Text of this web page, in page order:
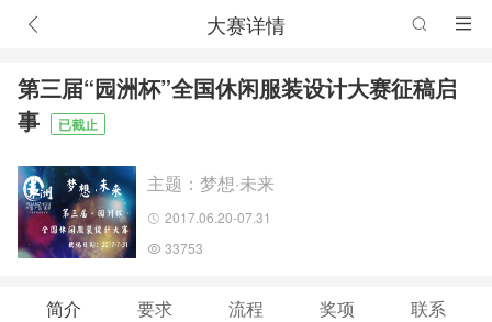
大赛详情
第三届“园洲杯”全国休闲服装设计大赛征稿启
事
已截止
主题：梦想·未来
2017.06.20-07.31
33753
简介 要求 流程 奖项 联系